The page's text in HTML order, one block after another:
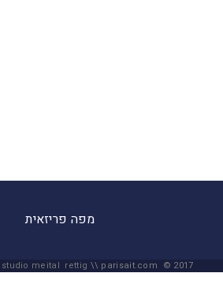
מפה פריזאית
studio meital rettig \\ parisait.com © 2017